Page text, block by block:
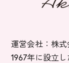
運営会社：株
1967年に設立